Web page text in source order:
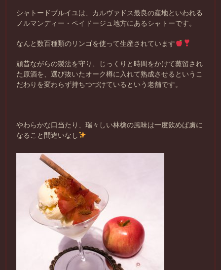
シャトードブルイユは、カルヴァドス最良の産地といわれる
ノルマンディー・ペイドージュ地方にあるシャトーです。
なんと数百種類のリンゴを使って生産されています
頑昔ながらの製法を守り、じっくりと時間をかけて蒸留され
た原酒を、選び抜いたオーク樽に入れて熟成させるというこ
だわりを変わらず持ちつづけているという老舗です。
やわらかな口当たり、瑞々しい林檎の風味は一度飲めば虜に
なること間違いなし